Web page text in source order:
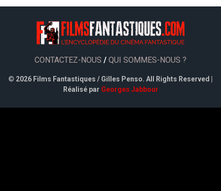
CONTACTEZ-NOUS / QUI SOMMES-NOUS ?
© 2026 Films Fantastiques / Gilles Penso. All Rights Reserved |
Réalisé par Georges Jabbour